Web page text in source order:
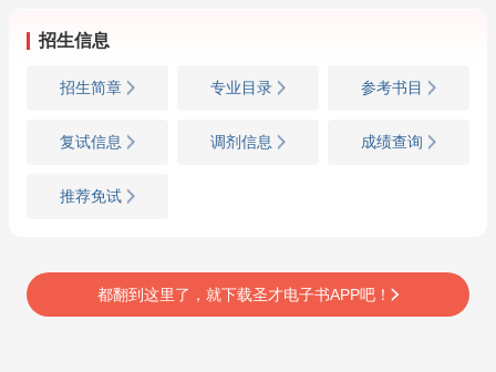
招生信息
招生简章 专业目录 参考书目
复试信息 调剂信息 成绩查询
推荐免试
都翻到这里了，就下载圣才电子书APP吧！